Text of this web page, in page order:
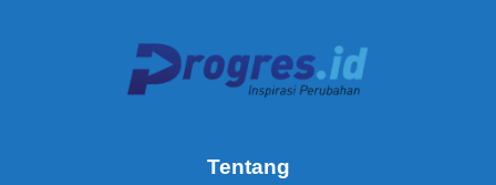
Tentang